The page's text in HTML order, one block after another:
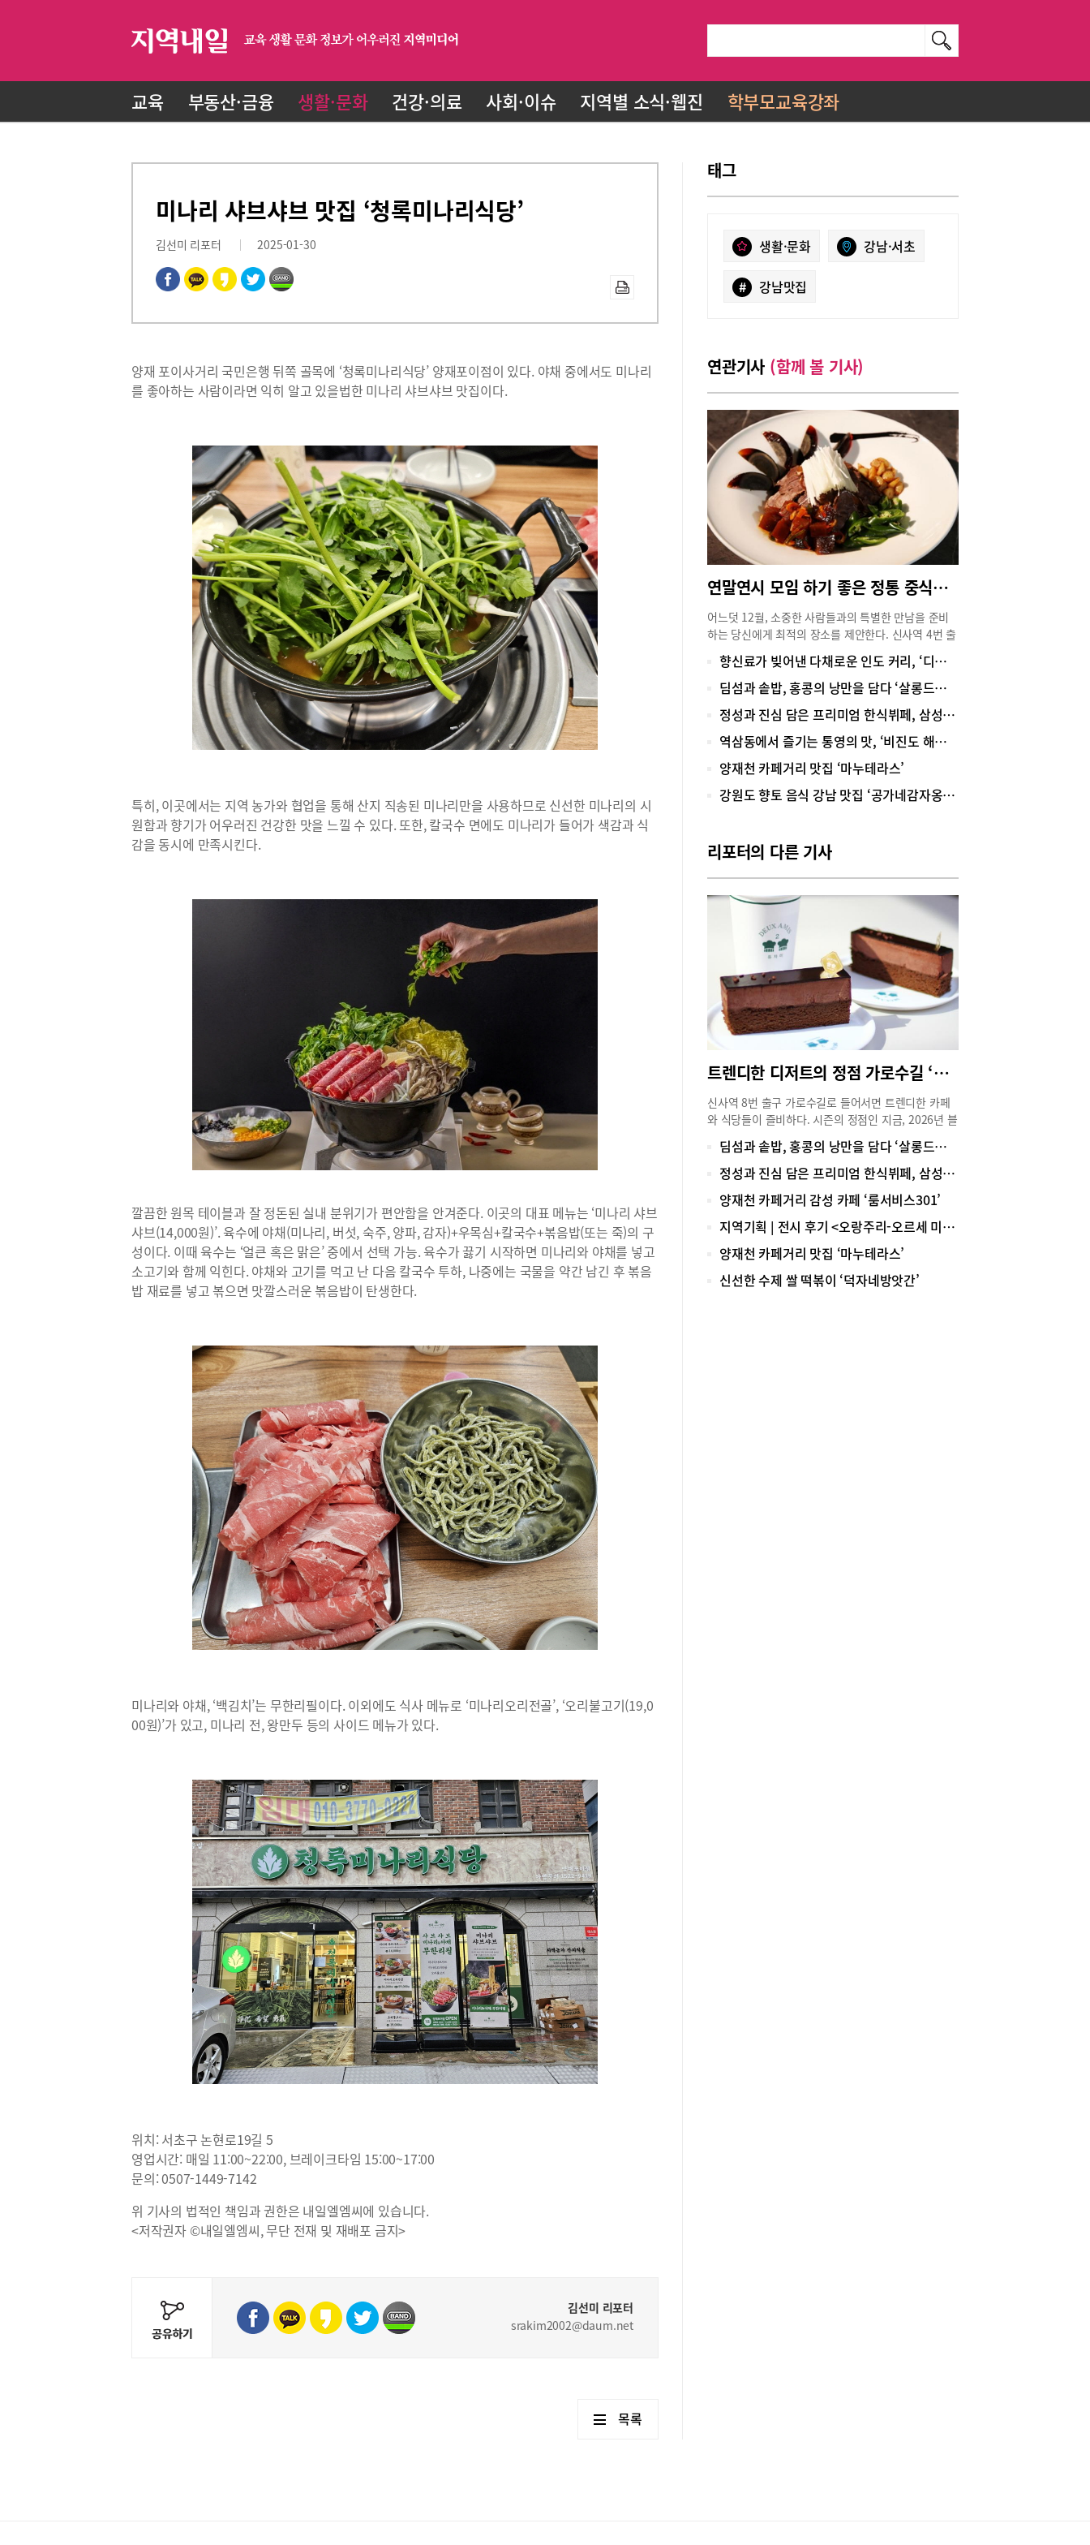
교육 부동산·금융 생활·문화 건강·의료 사회·이슈 지역별 소식·웹진 학부모교육강좌
미나리 샤브샤브 맛집 ‘청록미나리식당’
김선미 리포터 2025-01-30
양재 포이사거리 국민은행 뒤쪽 골목에 ‘청록미나리식당’ 양재포이점이 있다. 야채 중에서도 미나리
를 좋아하는 사람이라면 익히 알고 있을법한 미나리 샤브샤브 맛집이다.
특히, 이곳에서는 지역 농가와 협업을 통해 산지 직송된 미나리만을 사용하므로 신선한 미나리의 시
원함과 향기가 어우러진 건강한 맛을 느낄 수 있다. 또한, 칼국수 면에도 미나리가 들어가 색감과 식
감을 동시에 만족시킨다.
깔끔한 원목 테이블과 잘 정돈된 실내 분위기가 편안함을 안겨준다. 이곳의 대표 메뉴는 ‘미나리 샤브
샤브(14,000원)’. 육수에 야채(미나리, 버섯, 숙주, 양파, 감자)+우목심+칼국수+볶음밥(또는 죽)의 구
성이다. 이때 육수는 ‘얼큰 혹은 맑은’ 중에서 선택 가능. 육수가 끓기 시작하면 미나리와 야채를 넣고
소고기와 함께 익힌다. 야채와 고기를 먹고 난 다음 칼국수 투하, 나중에는 국물을 약간 남긴 후 볶음
밥 재료를 넣고 볶으면 맛깔스러운 볶음밥이 탄생한다.
미나리와 야채, ‘백김치’는 무한리필이다. 이외에도 식사 메뉴로 ‘미나리오리전골’, ‘오리불고기(19,0
00원)’가 있고, 미나리 전, 왕만두 등의 사이드 메뉴가 있다.
위치: 서초구 논현로19길 5
영업시간: 매일 11:00~22:00, 브레이크타임 15:00~17:00
문의: 0507-1449-7142
위 기사의 법적인 책임과 권한은 내일엘엠씨에 있습니다.
<저작권자 ©내일엘엠씨, 무단 전재 및 재배포 금지>
김선미 리포터
srakim2002@daum.net
목록
태그
생활·문화 강남·서초
# 강남맛집
연관기사 (함께 볼 기사)
연말연시 모임 하기 좋은 정통 중식당, 신사역 ‘공리’
어느덧 12월, 소중한 사람들과의 특별한 만남을 준비
하는 당신에게 최적의 장소를 제안한다. 신사역 4번 출
구에서 단 3분 거리에 위치한 정통 중식당 ‘공리’는 3층
건물 전체를 사용하여, 다양한 규모의 프라이빗 룸을
완벽하게 갖추고 있다. 게다가 24시간 운영되는 시스
하게 한다.25년을 버텨온 잠원동 터줏대감코로나19를
계기로 사람들의 식문화와 식성도 크게 변화하면서 수
많은 식당들이 새로 생겨나고 없어졌다. 잠원동 ‘건너
수 먹방길’로 불리는 이 골목도 그 영향에서 벗어날 수
없었지만 여전히 성업 중인 맛집들도 꽤 있다. 프로간
장게장, 한성돈까스, 로꼬로꼬 조개찜 그리고 중식당
스로 이 자리에서 25년을 꿋꿋하게 버텨온 대표적인
들의 변함없는 사랑을 얻었다"며 감사 인사를 전한
다.24시간 운영에도 일정한 맛 유지안으로 들어서면
맞은편의 주방을 중심으로 1층의 2개(10인·8인) 룸과
아담한 홀, 그리고 2층의 4개 룸, 3층의 12인석 원탁 3
개 등 여유롭고 아늑한 공간이 펼쳐진다. 내부 인테리
어는 내공 쌓인 맛집답게 편안하고 정갈한 분위기다.
거기에 셔츠와 정장 바지로 단정하게 차려입은 직원들
의 세심한 서비스가 신뢰감을 더해준다.‘공리’는 24시
간 영업에 단골 중심의 구조, 빠른 회전율, 안정된 품질
한 품질’을 유지하는 독창적인 시스템이다. 최 셰프는
정교하게 짜인 주방 인력 로테이션과 함께 육수, 짜장,
탕수육 등의 베이스를 시간대별로 ‘리셋 또는 보충’하
는 엄격한 관리 시스템을 통해 언제 찾아와도 똑같은
맛을 제공한다고 자신한다. 식자재는 최 셰프가 일주일
찬인 짜조이도 손수 만든다. 합리적인 가격의 런치 코
스 인기시그니처 메뉴인 ‘팔보채(55,000원, 80,000
수와 녹말 물로 마무리하여 걸쭉하면서도 농후한 풍미
가 일품이다. ‘해물누룽지탕(60,000원, 80,000원)’ 또
한 바삭한 누룽지와 풍성한 해산물이 어우러져 깊고 진
한 풍미를 자랑한다. 여기에 짜장면, 짬뽕, 탕수육으로
향신료가 빚어낸 다채로운 인도 커리, ‘디얄로’
딤섬과 솥밥, 홍콩의 낭만을 담다 ‘살롱드호우섬’
정성과 진심 담은 프리미엄 한식뷔페, 삼성역 맛집 ‘맛나무’
역삼동에서 즐기는 통영의 맛, ‘비진도 해물뚝배기’
양재천 카페거리 맛집 ‘마누테라스’
강원도 향토 음식 강남 맛집 ‘공가네감자옹심이’
리포터의 다른 기사
트렌디한 디저트의 정점 가로수길 ‘듀자미’
신사역 8번 출구 가로수길로 들어서면 트렌디한 카페
와 식당들이 즐비하다. 시즌의 정점인 지금, 2026년 블
루리본 서베이에서 서울 카페&디저트 부문 ‘블루리본
2개’를 수상한 ‘듀자미(Deux Amis)’가 특별한 주목을
받고 있다. 문을 열고 들어서는 순간, 쇼케이스를 가득
코 돋보이는 시그니처 메뉴는 ‘딸기생크림케이크’. 부
드러운 100% 동물성 유크림, 신선한 생딸기의 싱그러
움, 그리고 촉촉한 시트의 완벽한 하모니는 미각의 행
복을 선사한다. 밀푀유 프랄리네, 차(茶)의 깊이가 담긴
밀푀유 말차, 구름처럼 가벼운 구름둥둥, 단짠의 밸런
스가 예술인 카라멜 소금케이크 등도 있다.조각 케이크
딤섬과 솥밥, 홍콩의 낭만을 담다 ‘살롱드호우섬’
정성과 진심 담은 프리미엄 한식뷔페, 삼성역 맛집 ‘맛나무’
양재천 카페거리 감성 카페 ‘룸서비스301’
지역기획 | 전시 후기 <오랑주리-오르세 미술관 특별전 : 세잔, 르누아르>
양재천 카페거리 맛집 ‘마누테라스’
신선한 수제 쌀 떡볶이 ‘덕자네방앗간’